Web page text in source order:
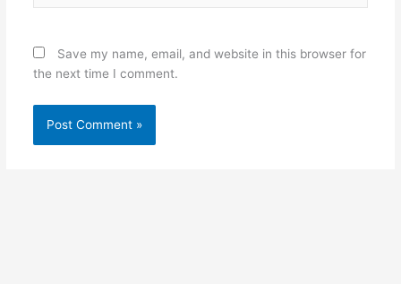
Save my name, email, and website in this browser for
the next time I comment.